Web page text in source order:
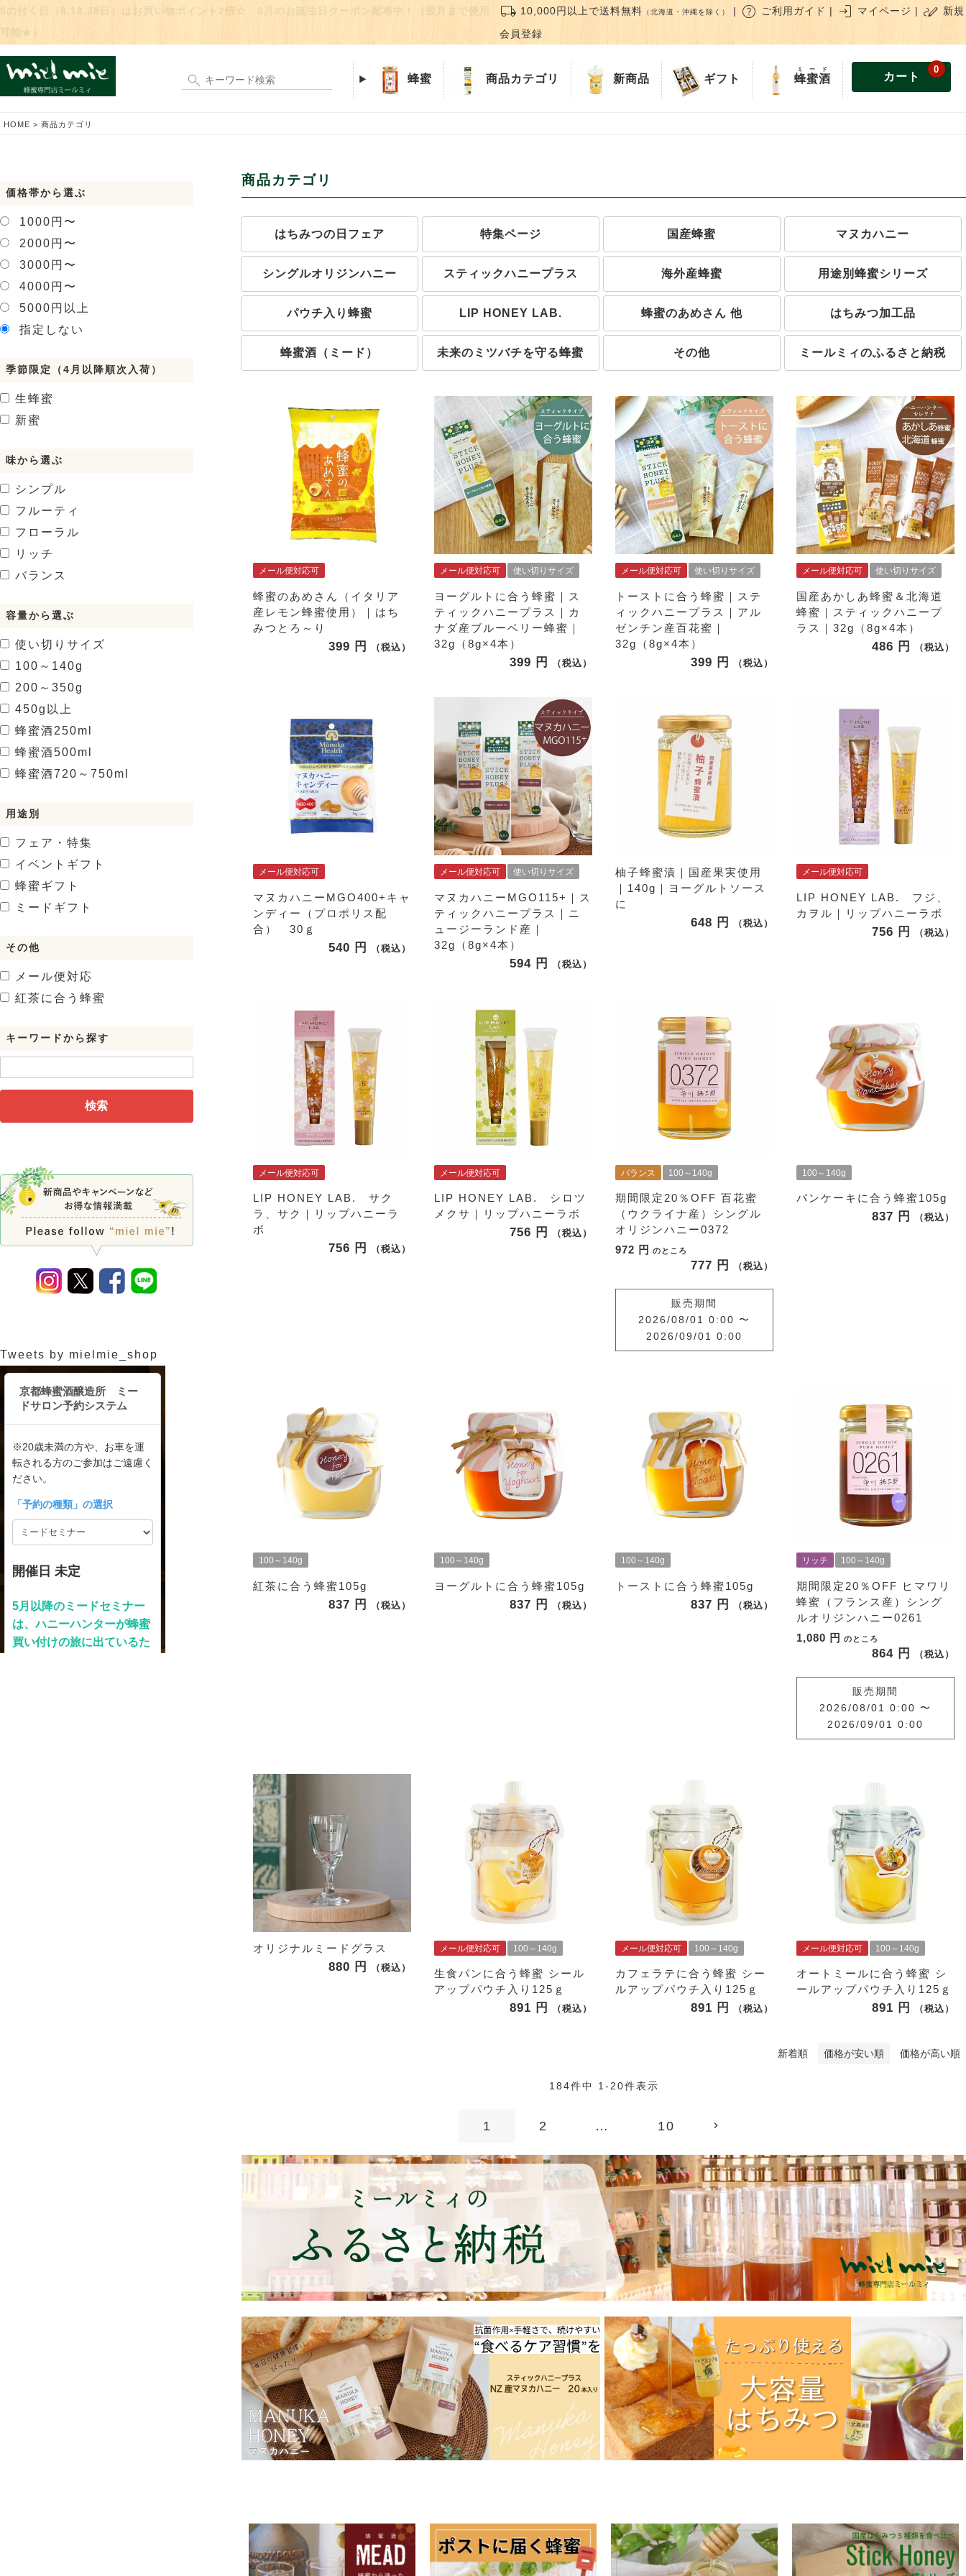
8の付く日（8.18.28日）はお買い物ポイント2倍☆ 8月のお誕生日クーポン配布中！（翌月まで使用
可能★）
local_shipping 10,000円以上で送料無料 （北海道・沖縄を除く） | help ご利用ガイド | login マイページ | stylus_note 新規
会員登録
蜂蜜 商品カテゴリ 新商品 ギフト 蜂蜜酒
ミード
カート
0
HOME 商品カテゴリ
商品カテゴリ
はちみつの日フェア 特集ページ 国産蜂蜜 マヌカハニー
シングルオリジンハニー スティックハニープラス 海外産蜂蜜 用途別蜂蜜シリーズ
パウチ入り蜂蜜 LIP HONEY LAB. 蜂蜜のあめさん 他 はちみつ加工品
蜂蜜酒（ミード） 未来のミツバチを守る蜂蜜 その他 ミールミィのふるさと納税
メール便対応可
蜂蜜のあめさん（イタリア
産レモン蜂蜜使用）｜はち
みつとろ～り
399 税込
メール便対応可 使い切りサイズ
ヨーグルトに合う蜂蜜｜ス
ティックハニープラス｜カ
ナダ産ブルーベリー蜂蜜｜
32g（8g×4本）
399 税込
メール便対応可 使い切りサイズ
トーストに合う蜂蜜｜ステ
ィックハニープラス｜アル
ゼンチン産百花蜜｜
32g（8g×4本）
399 税込
メール便対応可 使い切りサイズ
国産あかしあ蜂蜜＆北海道
蜂蜜｜スティックハニープ
ラス｜32g（8g×4本）
486 税込
メール便対応可
マヌカハニーMGO400+キャ
ンディー（プロポリス配
合） 30ｇ
540 税込
メール便対応可 使い切りサイズ
マヌカハニーMGO115+｜ス
ティックハニープラス｜ニ
ュージーランド産｜
32g（8g×4本）
594 税込
柚子蜂蜜漬｜国産果実使用
｜140g｜ヨーグルトソース
に
648 税込
メール便対応可
LIP HONEY LAB. フジ、
カヲル｜リップハニーラボ
756 税込
メール便対応可
LIP HONEY LAB. サク
ラ、サク｜リップハニーラ
ボ
756 税込
メール便対応可
LIP HONEY LAB. シロツ
メクサ｜リップハニーラボ
756 税込
バランス 100～140g
期間限定20％OFF 百花蜜
（ウクライナ産）シングル
オリジンハニー0372
972 のところ
777 税込
販売期間
2026/08/01 0:00 〜
2026/09/01 0:00
100～140g
パンケーキに合う蜂蜜105g
837 税込
100～140g
紅茶に合う蜂蜜105g
837 税込
100～140g
ヨーグルトに合う蜂蜜105g
837 税込
100～140g
トーストに合う蜂蜜105g
837 税込
リッチ 100～140g
期間限定20％OFF
ヒマワリ
蜂蜜（フランス産）シング
ルオリジンハニー0261
1,080 のところ
864 税込
販売期間
2026/08/01 0:00 〜
2026/09/01 0:00
オリジナルミードグラス
880 税込
メール便対応可 100～140g
生食パンに合う蜂蜜 シール
アップパウチ入り125ｇ
891 税込
メール便対応可 100～140g
カフェラテに合う蜂蜜 シー
ルアップパウチ入り125ｇ
891 税込
メール便対応可 100～140g
オートミールに合う蜂蜜 シ
ールアップパウチ入り125ｇ
891 税込
新着順 価格が安い順 価格が高い順
184件中 1 - 20件表示
1 2 … 10
価格帯から選ぶ
1000円〜
2000円〜
3000円〜
4000円〜
5000円以上
指定しない
季節限定（4月以降順次入荷）
生蜂蜜
新蜜
味から選ぶ
シンプル
フルーティ
フローラル
リッチ
バランス
容量から選ぶ
使い切りサイズ
100～140g
200～350g
450g以上
蜂蜜酒250ml
蜂蜜酒500ml
蜂蜜酒720～750ml
用途別
フェア・特集
イベントギフト
蜂蜜ギフト
ミードギフト
その他
メール便対応
紅茶に合う蜂蜜
キーワードから探す
検索
Tweets by mielmie_shop